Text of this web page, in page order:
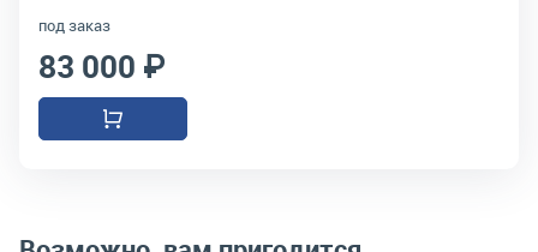
под заказ
83 000 ₽